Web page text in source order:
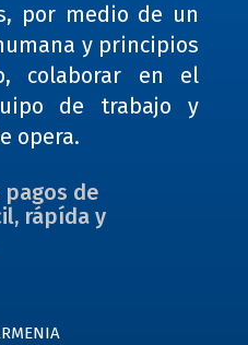
por medio de un
y principios
colaborar en el
de trabajo y
opera.
pagos de
rápída y